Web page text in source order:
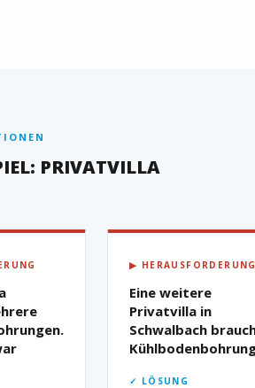
PRIVATVILLA
▶
Eine weitere
Privatvilla in
Schwalbach
✓ LÖSUNG